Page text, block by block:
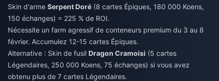
Skin d'arme Serpent Doré (8 cartes Épiques, 180 000 Koens,
150 échanges) = 225 % de ROI.
Nécessite un farm agressif de conteneurs premium du 3 au 8
février. Accumulez 12-15 cartes Épiques.
Alternative : Skin de fusil Dragon Cramoisi (5 cartes
Légendaires, 250 000 Koens, 75 échanges) si vous avez
obtenu plus de 7 cartes Légendaires.